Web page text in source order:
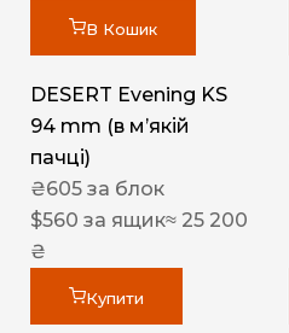
В Кошик
DESERT Evening KS
94 mm (в мʼякій
пачці)
₴605 за блок
$560 за ящик≈ 25 200
₴
Купити